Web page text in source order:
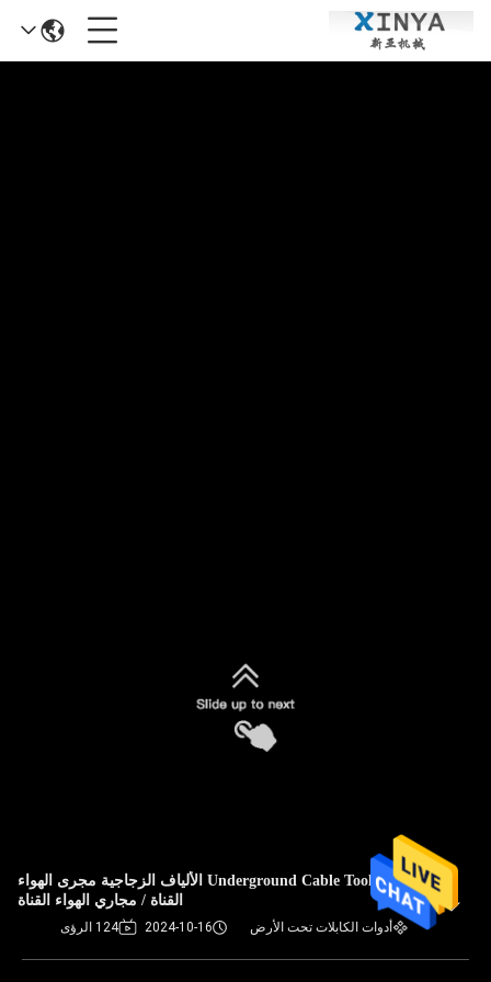
Underground Cable Tools 11mm الألياف الزجاجية مجرى الهواء
القناة / مجاري الهواء القناة
أدوات الكابلات تحت الأرض 2024-10-16 124 الرؤى